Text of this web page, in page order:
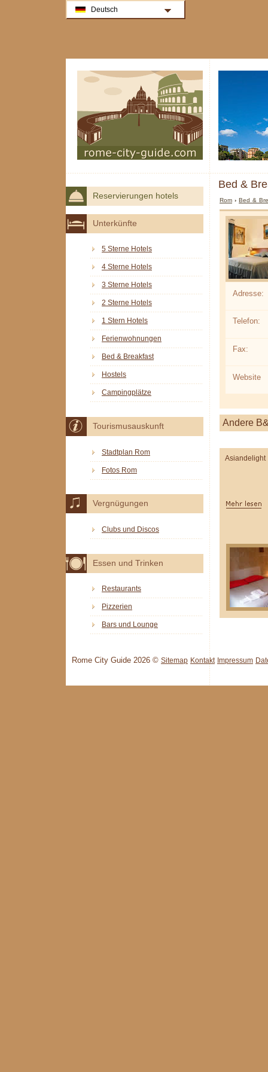
Bed &
Rom ›Bed &
Adresse:
Telefon:
Fax:
Website
Andere
Asiandelight
Reservierungen hotels
Unterkünfte
5 Sterne Hotels
4 Sterne Hotels
3 Sterne Hotels
2 Sterne Hotels
1 Stern Hotels
Ferienwohnungen
Bed & Breakfast
Hostels
Campingplätze
Tourismusauskunft
Stadtplan Rom
Fotos Rom
Vergnügungen
Clubs und Discos
Essen und Trinken
Restaurants
Pizzerien
Bars und Lounge
Rome City Guide 2026 © Sitemap Kontakt Impressum
Deutsch